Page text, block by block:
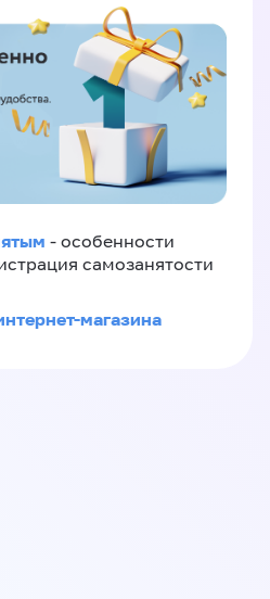
- особенности
самозанятости
магазина